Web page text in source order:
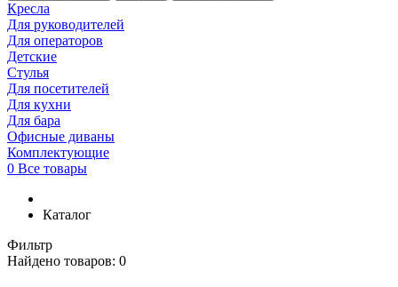
Кресла
Для руководителей
Для операторов
Детские
Стулья
Для посетителей
Для кухни
Для бара
Офисные диваны
Комплектующие
0 Все товары
Каталог
Фильтр
Найдено товаров: 0